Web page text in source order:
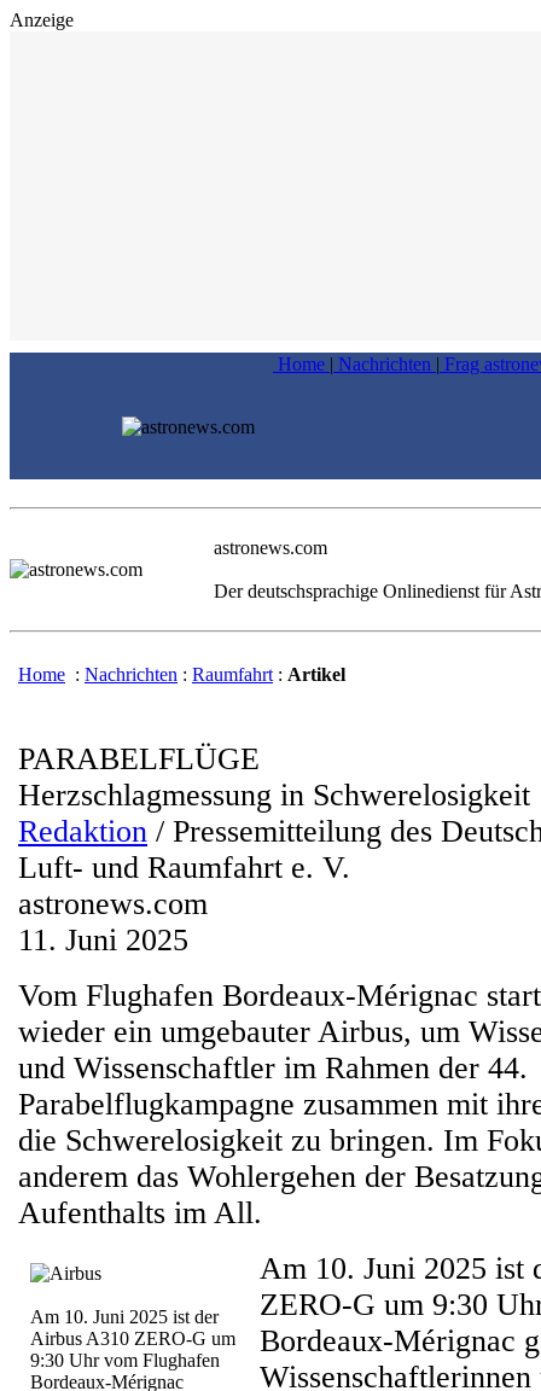
Anzeige
Home | Nachrichten | Frag
astronews.com
Der deutschsprachige Onlinedienst für
Home : Nachrichten : Raumfahrt : Artikel
PARABELFLÜGE
Herzschlagmessung in Schwerelosigkeit
Redaktion / Pressemitteilung des
Luft- und Raumfahrt e. V.
astronews.com
11. Juni 2025
Vom Flughafen Bordeaux-Mérignac
wieder ein umgebauter Airbus, um
und Wissenschaftler im Rahmen der 44.
Parabelflugkampagne zusammen mit
die Schwerelosigkeit zu bringen. Im
anderem das Wohlergehen der
Aufenthalts im All.
Am 10. Juni 2025 ist der
Airbus A310 ZERO-G um
9:30 Uhr vom Flughafen
Bordeaux-Mérignac
Am 10. Juni 2025 ist
ZERO-G um 9:30
Bordeaux-Mérignac
Wissenschaftlerinnen